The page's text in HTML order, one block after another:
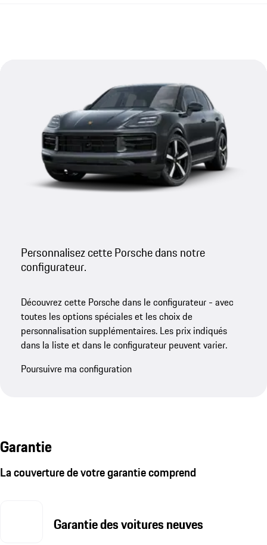
Personnalisez cette Porsche dans notre
configurateur.
Découvrez cette Porsche dans le configurateur - avec
toutes les options spéciales et les choix de
personnalisation supplémentaires. Les prix indiqués
dans la liste et dans le configurateur peuvent varier.
Poursuivre ma configuration
Garantie
La couverture de votre garantie comprend
Garantie des voitures neuves